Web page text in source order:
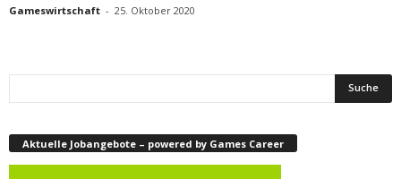
Gameswirtschaft - 25. Oktober 2020
Aktuelle Jobangebote – powered by Games Career